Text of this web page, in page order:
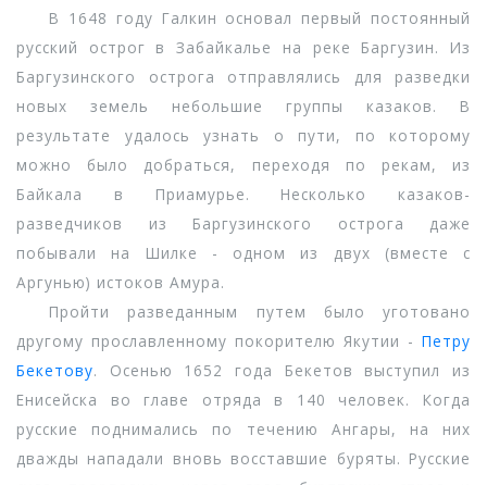
В 1648 году Галкин основал первый постоянный
русский острог в Забайкалье на реке Баргузин. Из
Баргузинского острога отправлялись для разведки
новых земель небольшие группы казаков. В
результате удалось узнать о пути, по которому
можно было добраться, переходя по рекам, из
Байкала в Приамурье. Несколько казаков-
разведчиков из Баргузинского острога даже
побывали на Шилке - одном из двух (вместе с
Аргунью) истоков Амура.
Пройти разведанным путем было уготовано
другому прославленному покорителю Якутии - Петру
Бекетову. Осенью 1652 года Бекетов выступил из
Енисейска во главе отряда в 140 человек. Когда
русские поднимались по течению Ангары, на них
дважды нападали вновь восставшие буряты. Русские